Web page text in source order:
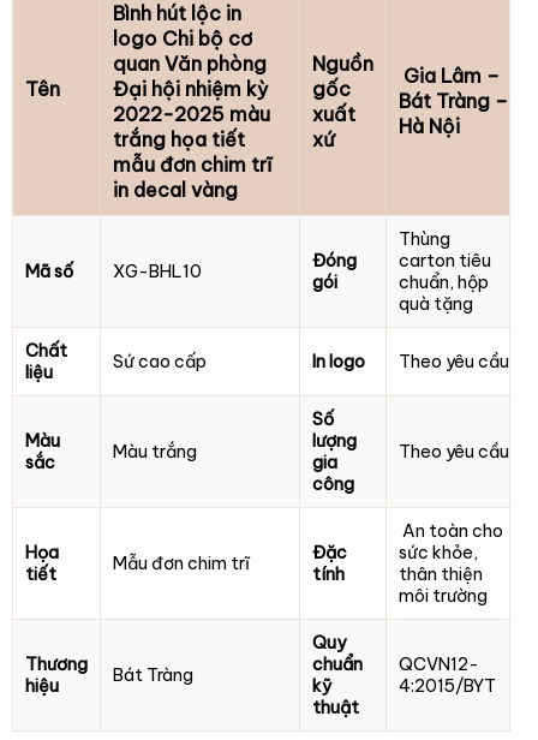
Tên
Bình hút lộc in
logo Chi bộ cơ
quan Văn phòng
Đại hội nhiệm kỳ
2022-2025 màu
trắng họa tiết
mẫu đơn chim trĩ
in decal vàng
Nguồn
gốc
xuất
xứ
Gia Lâm –
Bát Tràng –
Hà Nội
Mã số XG-BHL10
Đóng
gói
Thùng
carton tiêu
chuẩn, hộp
quà tặng
Chất
liệu
Sứ cao cấp In logo Theo yêu cầu
Màu
sắc
Màu trắng
Số
lượng
gia
công
Theo yêu cầu
Họa
tiết
Mẫu đơn chim trĩ
Đặc
tính
An toàn cho
sức khỏe,
thân thiện
môi trường
Thương
hiệu
Bát Tràng
Quy
chuẩn
kỹ
thuật
QCVN12-
4:2015/BYT